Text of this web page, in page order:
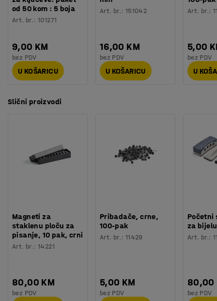
od 50 kom : 5 boja
Art. br.:101271
9,00 KM
bez PDV
U KOŠARICU
Art. br.: 151042
16,00 KM
bez PDV
U KOŠARICU
Art. br.:
5,00
bez PDV
U
Slični proizvodi
Magneti za
staklenu ploču za
pisanje, 10 pak, crni
Art. br.:14221
80,00 KM
bez PDV
Pribadače, crne,
100-pak
Art. br.: 11429
5,00 KM
bez PDV
Početni
za
Art. br.:
80,00
bez PDV